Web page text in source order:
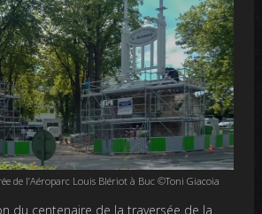
de l’Aéroparc Louis Blériot à Buc ©Toni Giacoia
du centenaire de la traversée de la